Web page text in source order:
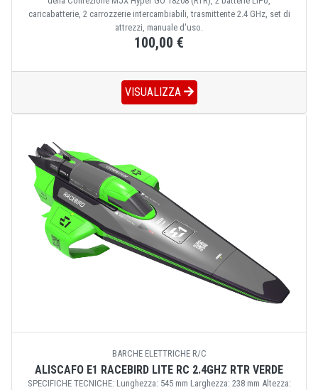
caricabatterie, 2 carrozzerie intercambiabili, trasmittente 2.4 GHz, set di
attrezzi, manuale d'uso.
100,00 €
VISUALIZZA
BARCHE ELETTRICHE R/C
ALISCAFO E1 RACEBIRD LITE RC 2.4GHZ RTR VERDE
SPECIFICHE TECNICHE: Lunghezza: 545 mm Larghezza: 238 mm Altezza: